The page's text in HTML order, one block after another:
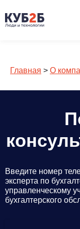
Главная > О
Введите номер
эксперта по
управленческому
бухгалтерского